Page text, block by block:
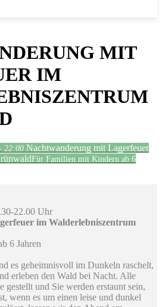
MIT
IM
22:00 Nachtwanderung mit Lagerfeuer
Für Familien mit Kindern ab 6
22.00 Uhr
im Walderlebniszentrum
6 Jahren
es geheimnisvoll im Dunkeln raschelt,
erleben den Wald bei Nacht. Alle
gestellt und Sie werden erstaunt sein,
wenn es um einen leise und dunkel